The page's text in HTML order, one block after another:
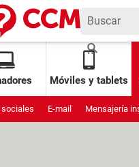
Móviles y tablets
sociales E-mail Mensajería